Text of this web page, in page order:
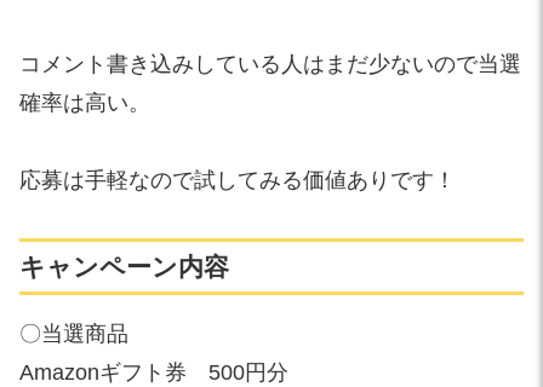
コメント書き込みしている人はまだ少ないので当選
確率は高い。
応募は手軽なので試してみる価値ありです！
キャンペーン内容
〇当選商品
Amazonギフト券 500円分